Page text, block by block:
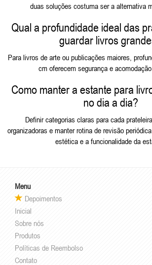
duas soluções costuma ser a alternativa
Qual a profundidade ideal das
guardar livros
Para livros de arte ou publicações maiores,
cm oferecem segurança e acomodação
Como manter a estante para
no dia a dia?
Definir categorias claras para cada
organizadoras e manter rotina de revisão
estética e a funcionalidade da
Menu
Depoimentos
Inicial
Sobre nós
Produtos
Políticas de Reembolso
Contato